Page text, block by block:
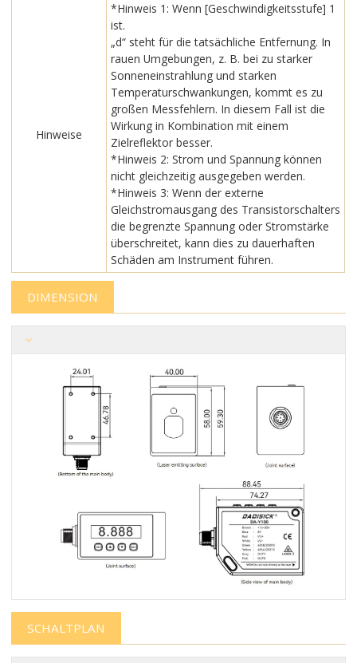
Hinweise
*Hinweis 1: Wenn [Geschwindigkeitsstufe] 1
ist.
„d“ steht für die tatsächliche Entfernung. In
rauen Umgebungen, z. B. bei zu starker
Sonneneinstrahlung und starken
Temperaturschwankungen, kommt es zu
großen Messfehlern. In diesem Fall ist die
Wirkung in Kombination mit einem
Zielreflektor besser.
*Hinweis 2: Strom und Spannung können
nicht gleichzeitig ausgegeben werden.
*Hinweis 3: Wenn der externe
Gleichstromausgang des Transistorschalters
die begrenzte Spannung oder Stromstärke
überschreitet, kann dies zu dauerhaften
Schäden am Instrument führen.
DIMENSION
SCHALTPLAN